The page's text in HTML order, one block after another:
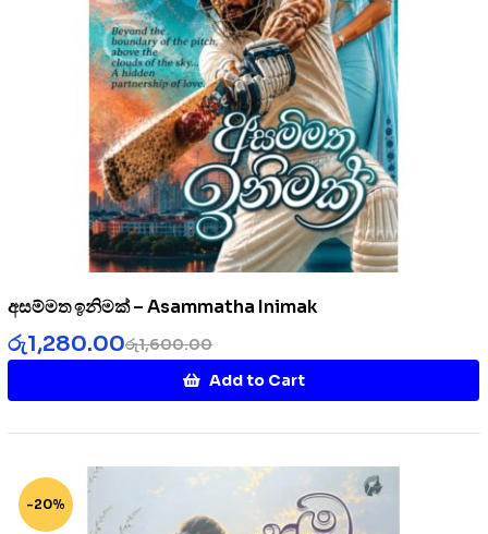
අසම්මත ඉනිමක් – Asammatha Inimak
රු1,600.00
රු1,280.00
Add to Cart
-20%